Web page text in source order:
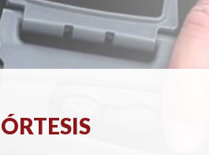
ÓRTESIS